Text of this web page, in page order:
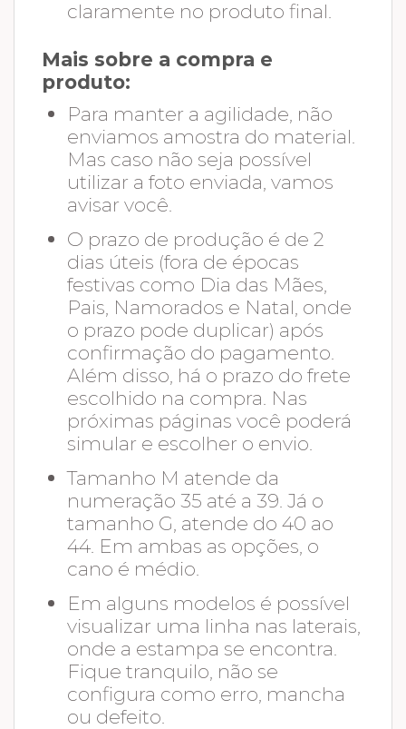
claramente no produto final.
Mais sobre a compra e
produto:
Para manter a agilidade, não
enviamos amostra do material.
Mas caso não seja possível
utilizar a foto enviada, vamos
avisar você.
O prazo de produção é de 2
dias úteis (fora de épocas
festivas como Dia das Mães,
Pais, Namorados e Natal, onde
o prazo pode duplicar) após
confirmação do pagamento.
Além disso, há o prazo do frete
escolhido na compra. Nas
próximas páginas você poderá
simular e escolher o envio.
Tamanho M atende da
numeração 35 até a 39. Já o
tamanho G, atende do 40 ao
44. Em ambas as opções, o
cano é médio.
Em alguns modelos é possível
visualizar uma linha nas laterais,
onde a estampa se encontra.
Fique tranquilo, não se
configura como erro, mancha
ou defeito.